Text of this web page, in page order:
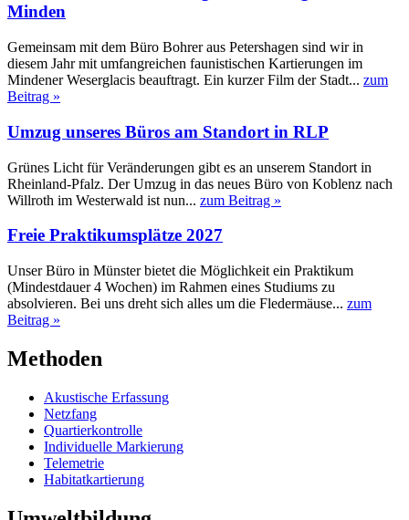
Minden
Gemeinsam mit dem Büro Bohrer aus Petershagen sind wir in
diesem Jahr mit umfangreichen faunistischen Kartierungen im
Mindener Weserglacis beauftragt. Ein kurzer Film der Stadt... zum
Beitrag »
Umzug unseres Büros am Standort in RLP
Grünes Licht für Veränderungen gibt es an unserem Standort in
Rheinland-Pfalz. Der Umzug in das neues Büro von Koblenz nach
Willroth im Westerwald ist nun... zum Beitrag »
Freie Praktikumsplätze 2027
Unser Büro in Münster bietet die Möglichkeit ein Praktikum
(Mindestdauer 4 Wochen) im Rahmen eines Studiums zu
absolvieren. Bei uns dreht sich alles um die Fledermäuse... zum
Beitrag »
Methoden
Akustische Erfassung
Netzfang
Quartierkontrolle
Individuelle Markierung
Telemetrie
Habitatkartierung